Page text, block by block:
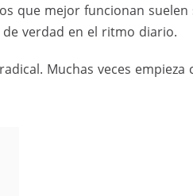
que mejor funcionan suelen
verdad en el ritmo diario.
Muchas veces empieza